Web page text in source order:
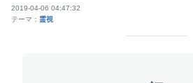
2019-04-06 04:47:32
テーマ： 霊視